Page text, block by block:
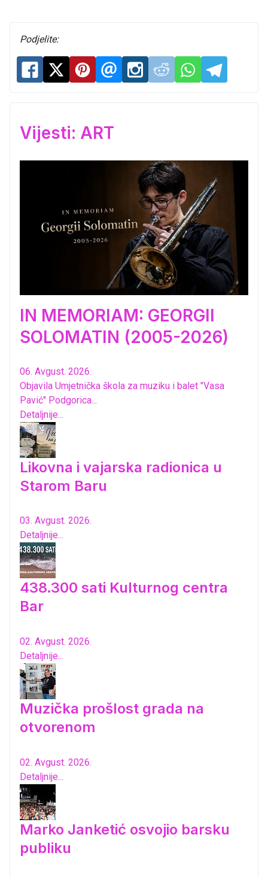
Podjelite:
Vijesti: ART
IN MEMORIAM: GEORGII
SOLOMATIN (2005-2026)
06. Avgust. 2026.
Objavila Umjetnička škola za muziku i balet "Vasa
Pavić" Podgorica...
Detaljnije...
Likovna i vajarska radionica u
Starom Baru
03. Avgust. 2026.
Detaljnije...
438.300 sati Kulturnog centra
Bar
02. Avgust. 2026.
Detaljnije...
Muzička prošlost grada na
otvorenom
02. Avgust. 2026.
Detaljnije...
Marko Janketić osvojio barsku
publiku